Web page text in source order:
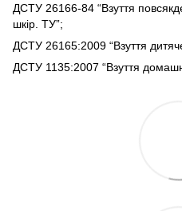
ДСТУ 26166-84 “Взуття
шкір. ТУ”;
ДСТУ 26165:2009 “Взуття
ДСТУ 1135:2007 “Взуття